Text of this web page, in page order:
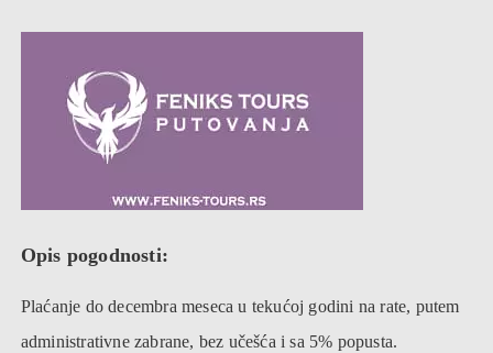
Opis pogodnosti:
Plaćanje do decembra meseca u tekućoj godini na rate, putem
administrativne zabrane, bez učešća i sa 5% popusta.